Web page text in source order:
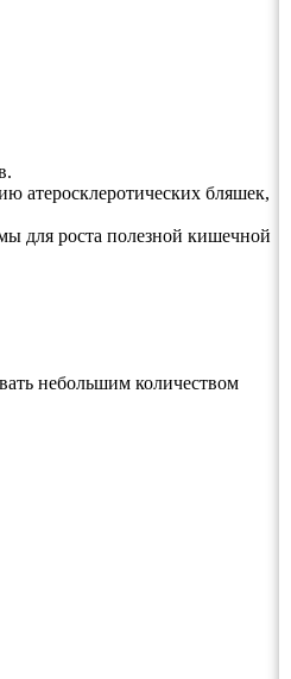
атеросклеротических бляшек,
для роста полезной кишечной
небольшим количеством